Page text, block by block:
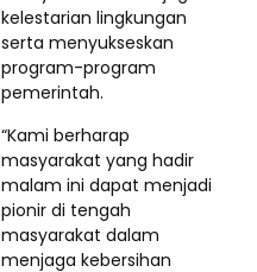
kelestarian lingkungan
serta menyukseskan
program-program
pemerintah.
“Kami berharap
masyarakat yang hadir
malam ini dapat menjadi
pionir di tengah
masyarakat dalam
menjaga kebersihan